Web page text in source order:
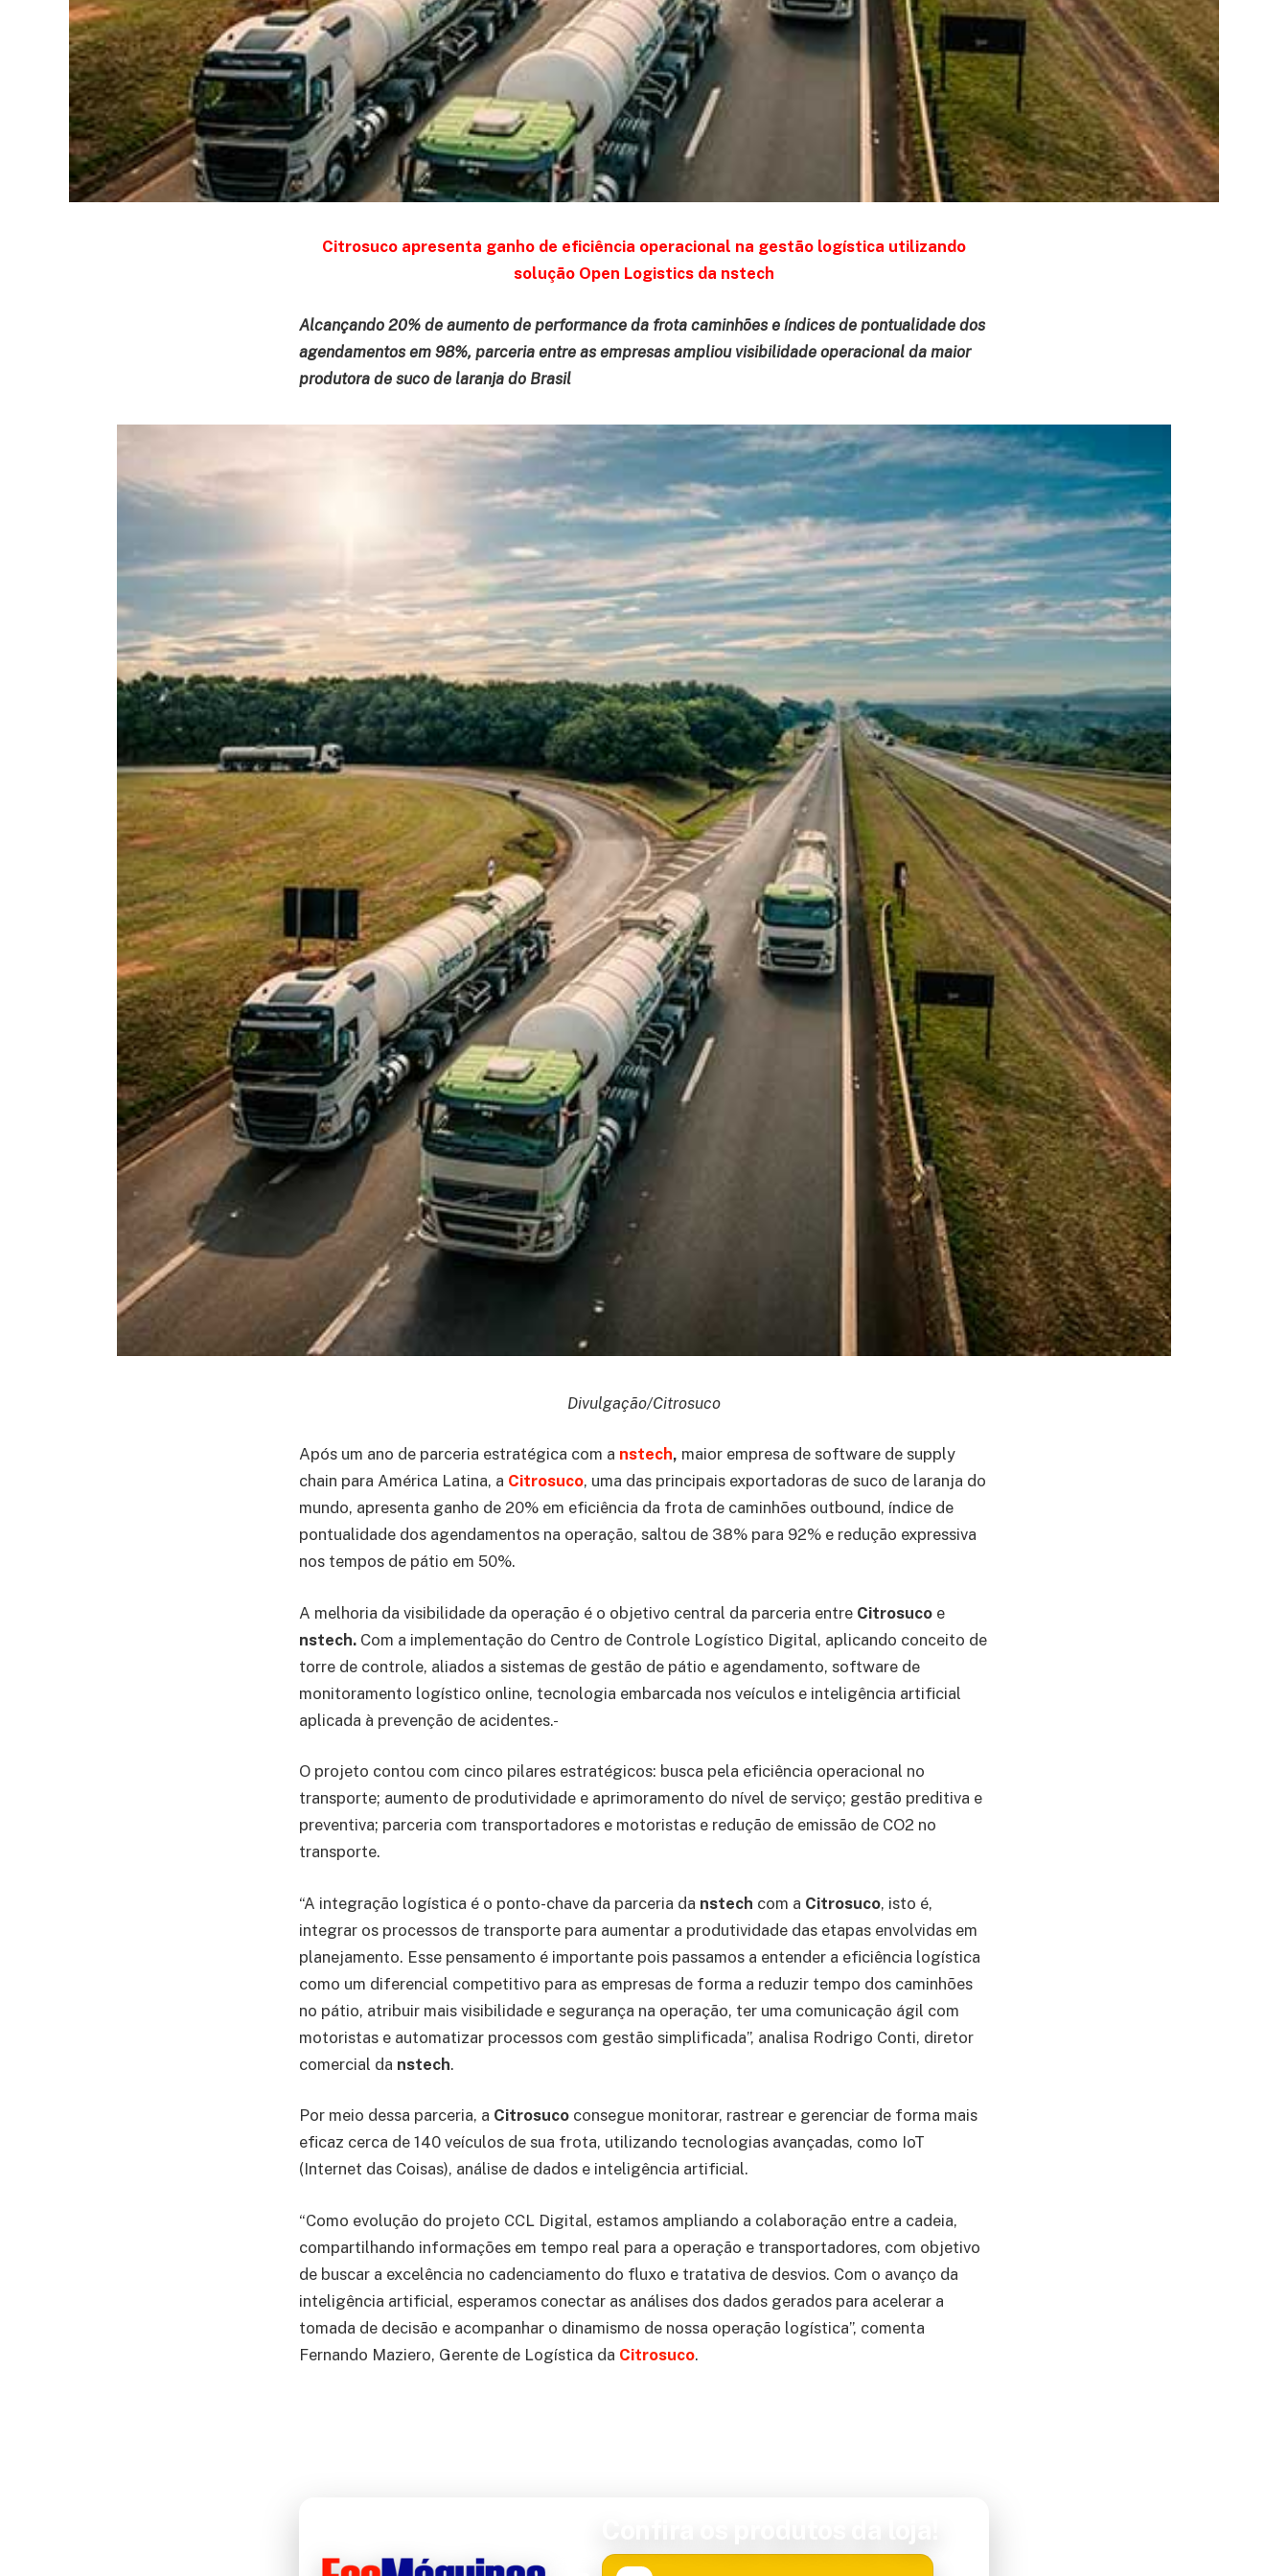
Citrosuco apresenta ganho de eficiência operacional na gestão logística utilizando
solução Open Logistics da nstech
Alcançando 20% de aumento de performance da frota caminhões e índices de pontualidade dos
agendamentos em 98%, parceria entre as empresas ampliou visibilidade operacional da maior
produtora de suco de laranja do Brasil
Divulgação/Citrosuco
Após um ano de parceria estratégica com a nstech, maior empresa de software de supply
chain para América Latina, a Citrosuco, uma das principais exportadoras de suco de laranja do
mundo, apresenta ganho de 20% em eficiência da frota de caminhões outbound, índice de
pontualidade dos agendamentos na operação, saltou de 38% para 92% e redução expressiva
nos tempos de pátio em 50%.
A melhoria da visibilidade da operação é o objetivo central da parceria entre Citrosuco e
nstech. Com a implementação do Centro de Controle Logístico Digital, aplicando conceito de
torre de controle, aliados a sistemas de gestão de pátio e agendamento, software de
monitoramento logístico online, tecnologia embarcada nos veículos e inteligência artificial
aplicada à prevenção de acidentes.
O projeto contou com cinco pilares estratégicos: busca pela eficiência operacional no
transporte; aumento de produtividade e aprimoramento do nível de serviço; gestão preditiva e
preventiva; parceria com transportadores e motoristas e redução de emissão de CO2 no
transporte.
“A integração logística é o ponto-chave da parceria da nstech com a Citrosuco, isto é,
integrar os processos de transporte para aumentar a produtividade das etapas envolvidas em
planejamento. Esse pensamento é importante pois passamos a entender a eficiência logística
como um diferencial competitivo para as empresas de forma a reduzir tempo dos caminhões
no pátio, atribuir mais visibilidade e segurança na operação, ter uma comunicação ágil com
motoristas e automatizar processos com gestão simplificada”, analisa Rodrigo Conti, diretor
comercial da nstech.
Por meio dessa parceria, a Citrosuco consegue monitorar, rastrear e gerenciar de forma mais
eficaz cerca de 140 veículos de sua frota, utilizando tecnologias avançadas, como IoT
(Internet das Coisas), análise de dados e inteligência artificial.
“Como evolução do projeto CCL Digital, estamos ampliando a colaboração entre a cadeia,
compartilhando informações em tempo real para a operação e transportadores, com objetivo
de buscar a excelência no cadenciamento do fluxo e tratativa de desvios. Com o avanço da
inteligência artificial, esperamos conectar as análises dos dados gerados para acelerar a
tomada de decisão e acompanhar o dinamismo de nossa operação logística”, comenta
Fernando Maziero, Gerente de Logística da Citrosuco.